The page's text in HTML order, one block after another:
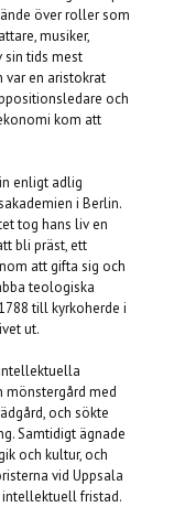
över roller som
musiker,
tids mest
var en aristokrat
och
kom att
enligt adlig
i Berlin.
tog hans liv en
bli präst, ett
att gifta sig och
teologiska
till kyrkoherde i
ut.
mönstergård med
och sökte
Samtidigt ägnade
och kultur, och
vid Uppsala
intellektuell fristad.